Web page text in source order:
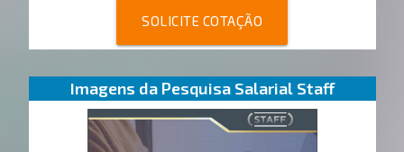
SOLICITE COTAÇÃO
Imagens da Pesquisa Salarial Staff